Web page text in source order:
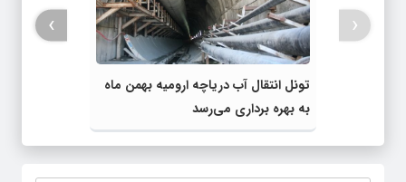
تونل انتقال آب دریاچه ارومیه بهمن ماه
به بهره برداری می‌رسد
‹
›